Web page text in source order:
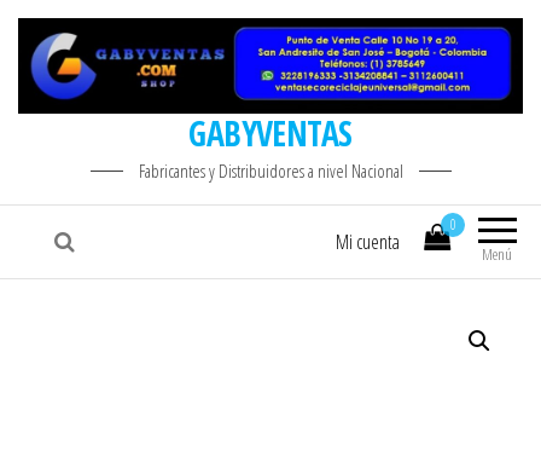
GABYVENTAS
Fabricantes y Distribuidores a nivel Nacional
Menú
0
Mi cuenta